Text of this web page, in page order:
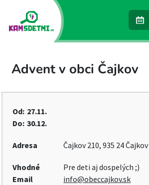
Advent v obci Čajkov
Od: 27.11.
Do: 30.12.
Adresa Čajkov 210, 935 24 Čajkov
Vhodné
Pre deti aj dospelých ;)
Email
info@obeccajkov.sk